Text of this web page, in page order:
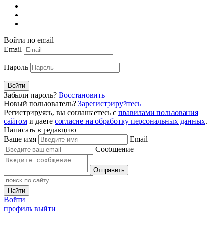
Войти по email
Email
Пароль
Войти
Забыли пароль? Восстановить
Новый пользователь? Зарегистрируйтесь
Регистрируясь, вы соглашаетесь с правилами пользования
сайтом и даете согласие на обработку персональных данных.
Написать в редакцию
Ваше имя
Email
Сообщение
Отправить
Найти
Войти
профиль выйти